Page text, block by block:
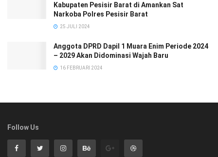
Kabupaten Pesisir Barat di Amankan Sat
Narkoba Polres Pesisir Barat
25 JULI 2024
Anggota DPRD Dapil 1 Muara Enim Periode 2024
– 2029 Akan Didominasi Wajah Baru
16 FEBRUARI 2024
Follow Us